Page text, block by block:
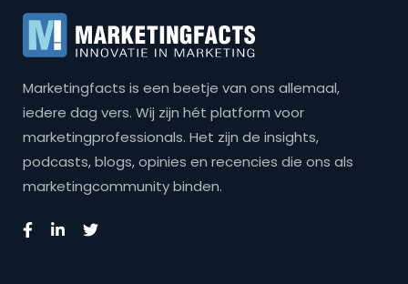
Marketingfacts is een beetje van ons allemaal,
iedere dag vers. Wij zijn hét platform voor
marketingprofessionals. Het zijn de insights,
podcasts, blogs, opinies en recencies die ons als
marketingcommunity binden.